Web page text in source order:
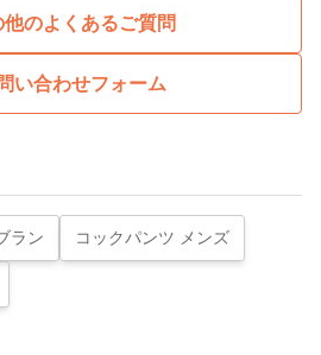
他のよくあるご質問
い合わせフォーム
ラン コックパンツ メンズ